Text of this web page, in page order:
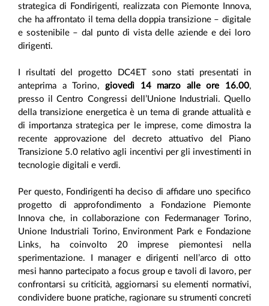
strategica di Fondirigenti, realizzata con Piemonte Innova,
che ha affrontato il tema della doppia transizione – digitale
e sostenibile – dal punto di vista delle aziende e dei loro
dirigenti.
I risultati del progetto DC4ET sono stati presentati in
anteprima a Torino, giovedì 14 marzo alle ore 16.00,
presso il Centro Congressi dell’Unione Industriali. Quello
della transizione energetica è un tema di grande attualità e
di importanza strategica per le imprese, come dimostra la
recente approvazione del decreto attuativo del Piano
Transizione 5.0 relativo agli incentivi per gli investimenti in
tecnologie digitali e verdi.
Per questo, Fondirigenti ha deciso di affidare uno specifico
progetto di approfondimento a Fondazione Piemonte
Innova che, in collaborazione con Federmanager Torino,
Unione Industriali Torino, Environment Park e Fondazione
Links, ha coinvolto 20 imprese piemontesi nella
sperimentazione. I manager e dirigenti nell’arco di otto
mesi hanno partecipato a focus group e tavoli di lavoro, per
confrontarsi su criticità, aggiornarsi su elementi normativi,
condividere buone pratiche, ragionare su strumenti concreti